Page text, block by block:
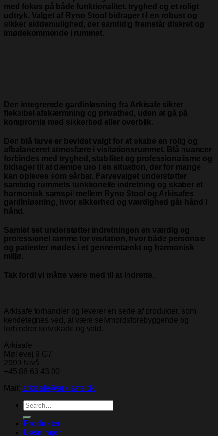
med fokus på både funktionalitet, tryghed og et roligt
udtryk. Valget af Ryno Stool bidrager til en robust og
sikker siddemulighed, der samtidig fremstår diskret og
imødekommende i rummet.
Den integrerede gardinløsning fra Arkisafe sikrer
fleksibel afskærmning og privathed, uden at gå på
kompromis med sikkerhed eller overblik.
Den blå farve er bevidst valgt for at skabe en rolig og
afbalanceret atmosfære i visitationsrummet. Blå nuancer
forbindes med tryghed, stabilitet og professionalisme og
bidrager til at dæmpe uro i en situation, der for mange
kan opleves som sårbar. Farvevalget understøtter
samtidig rummets funktionelle indretning og skaber et
harmonisk samspil mellem Ryno Stool og Arkisafes
gardinløsning, hvor sikkerhed og værdighed går hånd i
hånd.
Samlet set understøtter indretningen en værdig og
professionel ramme for visitation, hvor både personale
og patienter mødes i et gennemtænkt og harmonisk
miljø.
Tak fordi vi måtte være med til at indrette.
Arkisafe forhandler og leverer en serie af produkter, som
kendetegnes ved, at være selvmordsforebyggende og
forhindrer selvskade og vold.
Arkisafe
Møllevej 9 G7
2990 Nivå
+45 88 63 43 00
Mail: arkisafe@arkisafe.dk
Search
for:
Produkter
Løsninger